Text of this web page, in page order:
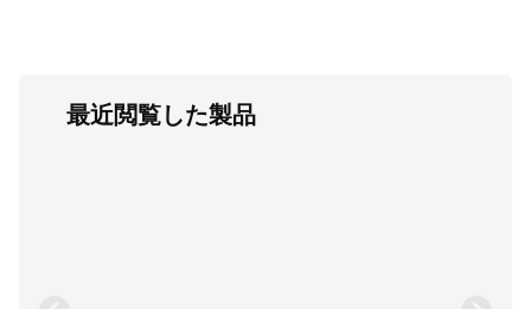
最近閲覧した製品